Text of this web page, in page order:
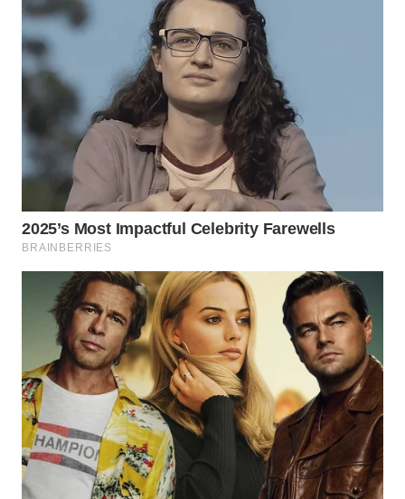
WN
MALUKU
WN
WN
TOBA
WN
NIAS
WN
LANGKAT
WN
TAPANULI